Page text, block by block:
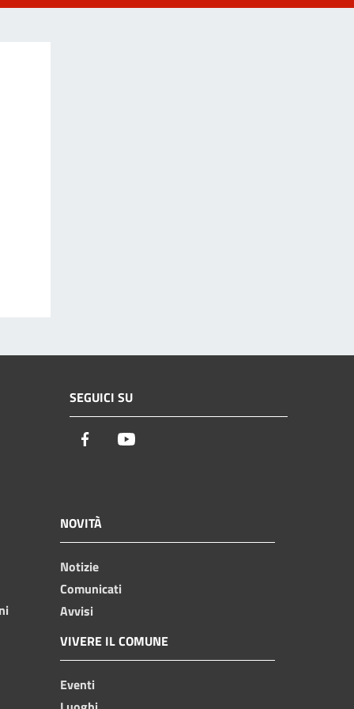
SEGUICI SU
Facebook
NOVITÀ
Notizie
Comunicati
Avvisi
VIVERE IL COMUNE
Eventi